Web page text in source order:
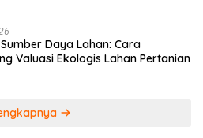
Daya Lahan: Cara
Valuasi Ekologis Lahan Pertanian